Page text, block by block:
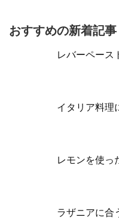
おすすめの新着記事
レバーペース
イタリア料理
レモンを使っ
ラザニアに合